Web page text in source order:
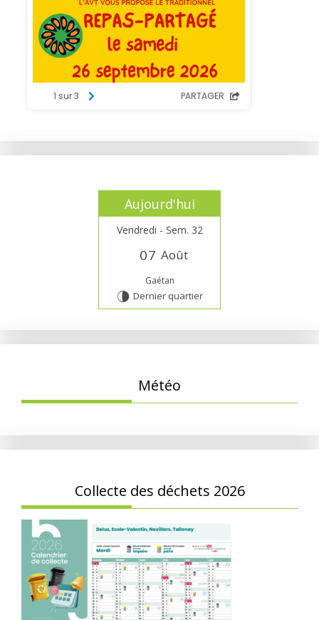
Aujourd'hui
Vendredi - Sem. 32
07 Août
Gaétan
U Dernier quartier
Météo
Collecte des déchets 2026